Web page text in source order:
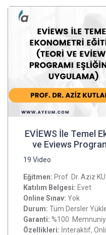
EVİEWS İle Temel
ve Eviews
19 Video
Eğitmen: Prof. Dr. Aziz
Katılım Belgesi: Evet
Online Sınav: Yok
Durum: Tüm Dersler
Garanti: %100
Özellikleri: İnteraktif,